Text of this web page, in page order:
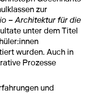
zur
– Architektur für die
unter dem Titel
wurden. Auch in
Prozesse
und